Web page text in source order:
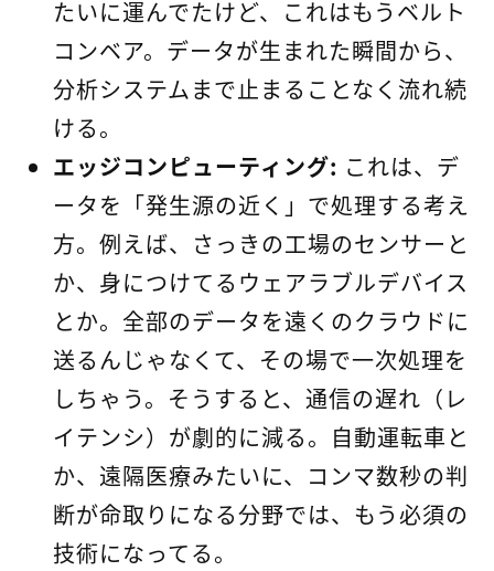
たいに運んでたけど、これはもうベルト
コンベア。データが生まれた瞬間から、
分析システムまで止まることなく流れ続
ける。
エッジコンピューティング: これは、デ
ータを「発生源の近く」で処理する考え
方。例えば、さっきの工場のセンサーと
か、身につけてるウェアラブルデバイス
とか。全部のデータを遠くのクラウドに
送るんじゃなくて、その場で一次処理を
しちゃう。そうすると、通信の遅れ（レ
イテンシ）が劇的に減る。自動運転車と
か、遠隔医療みたいに、コンマ数秒の判
断が命取りになる分野では、もう必須の
技術になってる。